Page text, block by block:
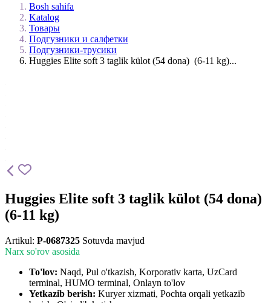
Bosh sahifa
Katalog
Товары
Подгузники и салфетки
Подгузники-трусики
Huggies Elite soft 3 taglik külot (54 dona) (6-11 kg)...
Huggies Elite soft 3 taglik külot (54 dona)
(6-11 kg)
Artikul: P-0687325 Sotuvda mavjud
Narx so'rov asosida
To'lov: Naqd, Pul o'tkazish, Korporativ karta, UzCard
terminal, HUMO terminal, Onlayn to'lov
Yetkazib berish: Kuryer xizmati, Pochta orqali yetkazib